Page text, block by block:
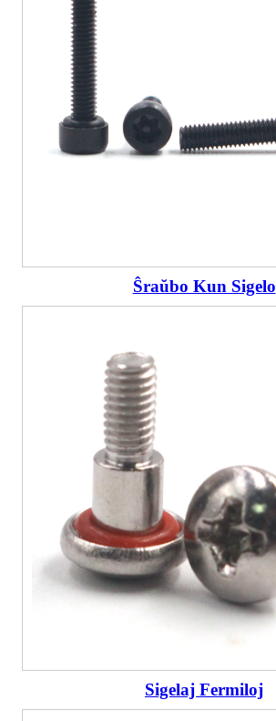
Ŝraŭbo Kun Sigelo
Sigelaj Fermiloj